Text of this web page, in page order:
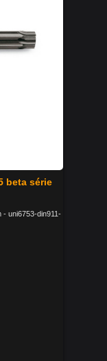
beta série
- uni6753-din911-